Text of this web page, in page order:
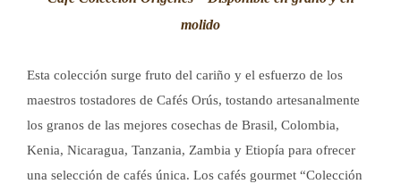
molido
Esta colección surge fruto del cariño y el esfuerzo de los
maestros tostadores de Cafés Orús, tostando artesanalmente
los granos de las mejores cosechas de Brasil, Colombia,
Kenia, Nicaragua, Tanzania, Zambia y Etiopía para ofrecer
una selección de cafés única. Los cafés gourmet “Colección